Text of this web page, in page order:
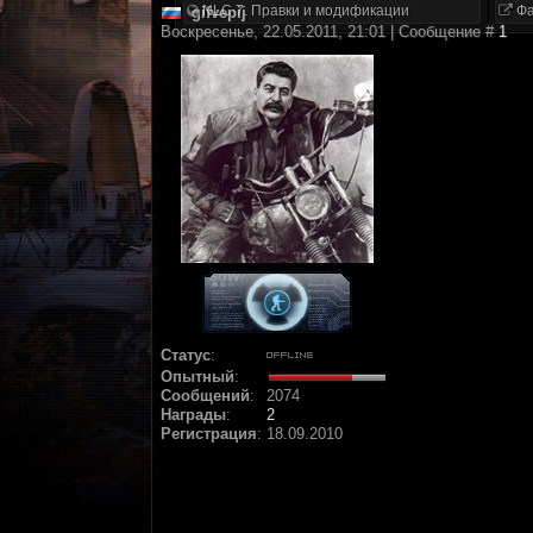
NLC 7. Правки и модификации
gifvepij
Воскресенье, 22.05.2011, 21:01 | Сообщение #1
Статус:
Опытный:
Сообщений:
2074
Награды:
2
Регистрация: 18.09.2010